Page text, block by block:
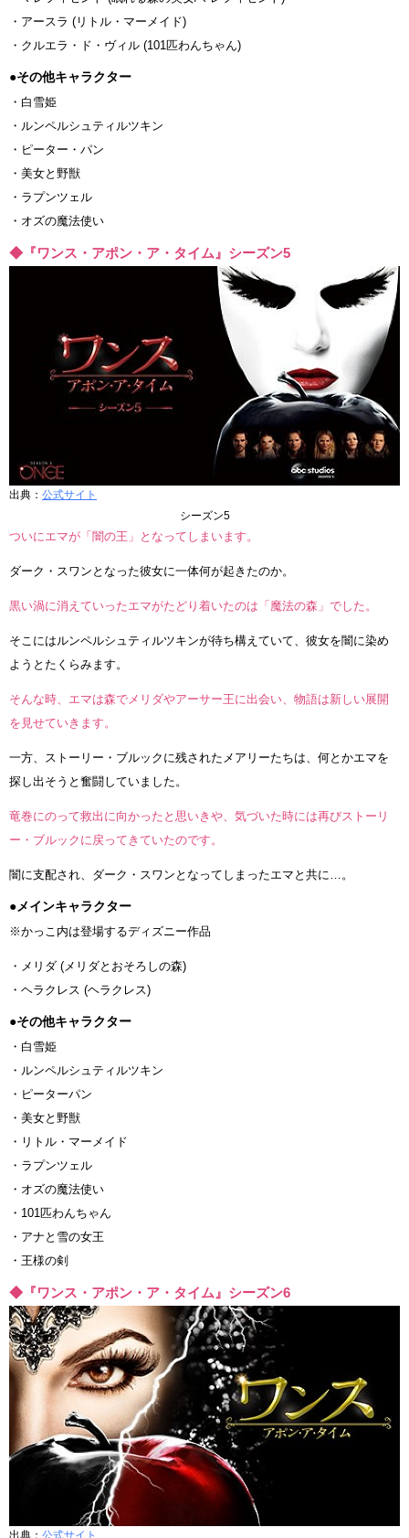
・アースラ (リトル・マーメイド)
・クルエラ・ド・ヴィル (101匹わんちゃん)
●その他キャラクター
・白雪姫
・ルンペルシュティルツキン
・ピーター・パン
・美女と野獣
・ラプンツェル
・オズの魔法使い
◆『ワンス・アポン・ア・タイム』シーズン5
出典： 公式サイト
シーズン5
ついにエマが「闇の王」となってしまいます。
ダーク・スワンとなった彼女に一体何が起きたのか。
黒い渦に消えていったエマがたどり着いたのは「魔法の森」でした。
そこにはルンペルシュティルツキンが待ち構えていて、彼女を闇に染め
ようとたくらみます。
そんな時、エマは森でメリダやアーサー王に出会い、物語は新しい展開
を見せていきます。
一方、ストーリー・ブルックに残されたメアリーたちは、何とかエマを
探し出そうと奮闘していました。
竜巻にのって救出に向かったと思いきや、気づいた時には再びストーリ
ー・ブルックに戻ってきていたのです。
闇に支配され、ダーク・スワンとなってしまったエマと共に…。
●メインキャラクター
※かっこ内は登場するディズニー作品
・メリダ (メリダとおそろしの森)
・ヘラクレス (ヘラクレス)
●その他キャラクター
・白雪姫
・ルンペルシュティルツキン
・ピーターパン
・美女と野獣
・リトル・マーメイド
・ラプンツェル
・オズの魔法使い
・101匹わんちゃん
・アナと雪の女王
・王様の剣
◆『ワンス・アポン・ア・タイム』シーズン6
出典： 公式サイト